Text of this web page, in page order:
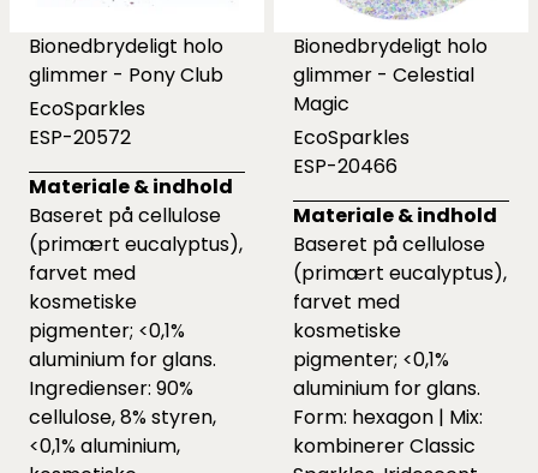
Bionedbrydeligt holo
glimmer - Pony Club
EcoSparkles
ESP-20572
Materiale & indhold
Baseret på cellulose
(primært eucalyptus),
farvet med
kosmetiske
pigmenter; <0,1%
aluminium for glans.
Ingredienser: 90%
cellulose, 8% styren,
<0,1% aluminium,
Bionedbrydeligt holo
glimmer - Celestial
Magic
EcoSparkles
ESP-20466
Materiale & indhold
Baseret på cellulose
(primært eucalyptus),
farvet med
kosmetiske
pigmenter; <0,1%
aluminium for glans.
Form: hexagon | Mix:
kombinerer Classic